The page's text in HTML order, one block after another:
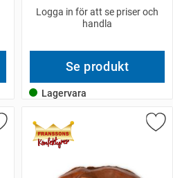
Logga in för att se priser och
handla
Se produkt
Lagervara